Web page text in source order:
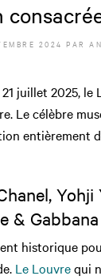
2024 PAR
juillet 2025, le
Le célèbre
entièrement
&
historique
Le Louvrequi